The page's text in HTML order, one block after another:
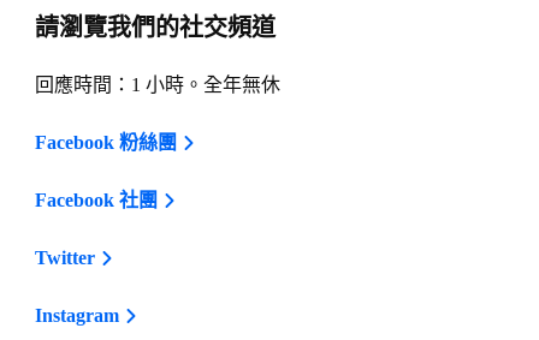
請瀏覽我們的社交頻道
回應時間：1 小時。全年無休
Facebook 粉絲團
Facebook 社團
Twitter
Instagram